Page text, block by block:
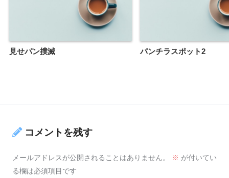
見せパン撲滅 パンチラスポット2
コメントを残す
メールアドレスが公開されることはありません。 ※ が付いてい
る欄は必須項目です